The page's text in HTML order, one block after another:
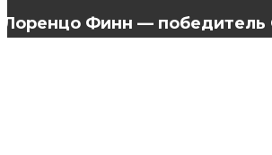
Лоренцо Финн — победитель